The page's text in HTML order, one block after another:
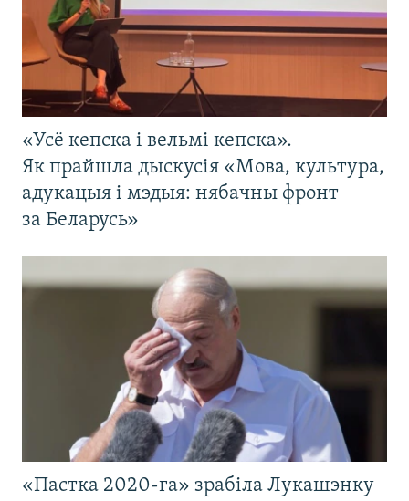
«Усё кепска і вельмі кепска».
Як прайшла дыскусія «Мова, культура,
адукацыя і мэдыя: нябачны фронт
за Беларусь»
«Пастка 2020-га» зрабіла Лукашэнку